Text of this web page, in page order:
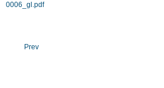
0006_gl.pdf
Prev